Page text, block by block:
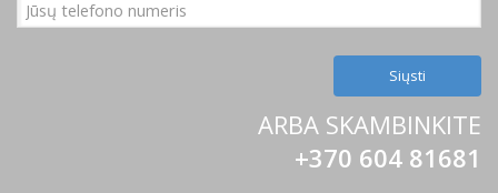
ARBA SKAMBINKITE
+370 604 81681